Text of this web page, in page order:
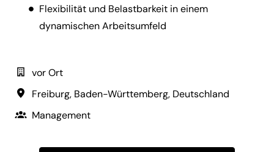
Flexibilität und Belastbarkeit in einem
dynamischen Arbeitsumfeld
vor Ort
Freiburg, Baden-Württemberg, Deutschland
Management